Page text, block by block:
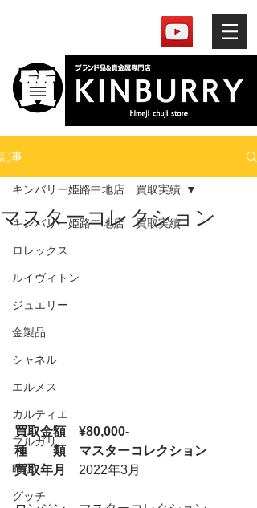
記事
キンバリー姫路中地店 買取実績
ロレックス
ルイヴィトン
ジュエリー
金製品
シャネル
エルメス
カルティエ
ブルガリ
時計
グッチ
キンバリー姫路中地店 買取実績
マスターコレクション
買取金額 ¥80,000-
種　　類　マスターコレクション
買取年月 2022年3月